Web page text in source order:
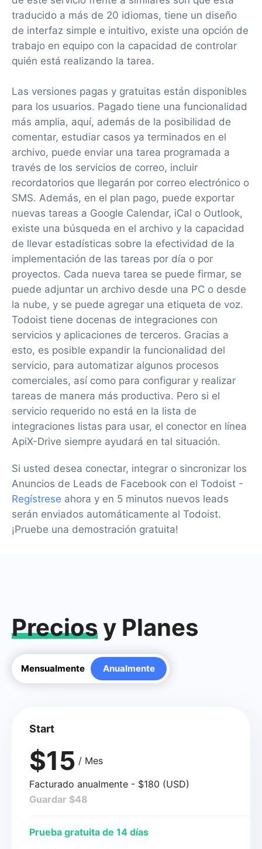
traducido a más de 20 idiomas, tiene un diseño
de interfaz simple e intuitivo, existe una opción de
trabajo en equipo con la capacidad de controlar
quién está realizando la tarea.
Las versiones pagas y gratuitas están disponibles
para los usuarios. Pagado tiene una funcionalidad
más amplia, aquí, además de la posibilidad de
comentar, estudiar casos ya terminados en el
archivo, puede enviar una tarea programada a
través de los servicios de correo, incluir
recordatorios que llegarán por correo electrónico o
SMS. Además, en el plan pago, puede exportar
nuevas tareas a Google Calendar, iCal o Outlook,
existe una búsqueda en el archivo y la capacidad
de llevar estadísticas sobre la efectividad de la
implementación de las tareas por día o por
proyectos. Cada nueva tarea se puede firmar, se
puede adjuntar un archivo desde una PC o desde
la nube, y se puede agregar una etiqueta de voz.
Todoist tiene docenas de integraciones con
servicios y aplicaciones de terceros. Gracias a
esto, es posible expandir la funcionalidad del
servicio, para automatizar algunos procesos
comerciales, así como para configurar y realizar
tareas de manera más productiva. Pero si el
servicio requerido no está en la lista de
integraciones listas para usar, el conector en línea
ApiX-Drive siempre ayudará en tal situación.
Si usted desea conectar, integrar o sincronizar los
Anuncios de Leads de Facebook con el Todoist -
Regístrese ahora y en 5 minutos nuevos leads
serán enviados automáticamente al Todoist.
¡Pruebe una demostración gratuita!
Preciosy Planes
Mensualmente Anualmente
Start
$15 / Mes
Facturado anualmente - $180 (USD)
Guardar $48
Prueba gratuita de 14 días